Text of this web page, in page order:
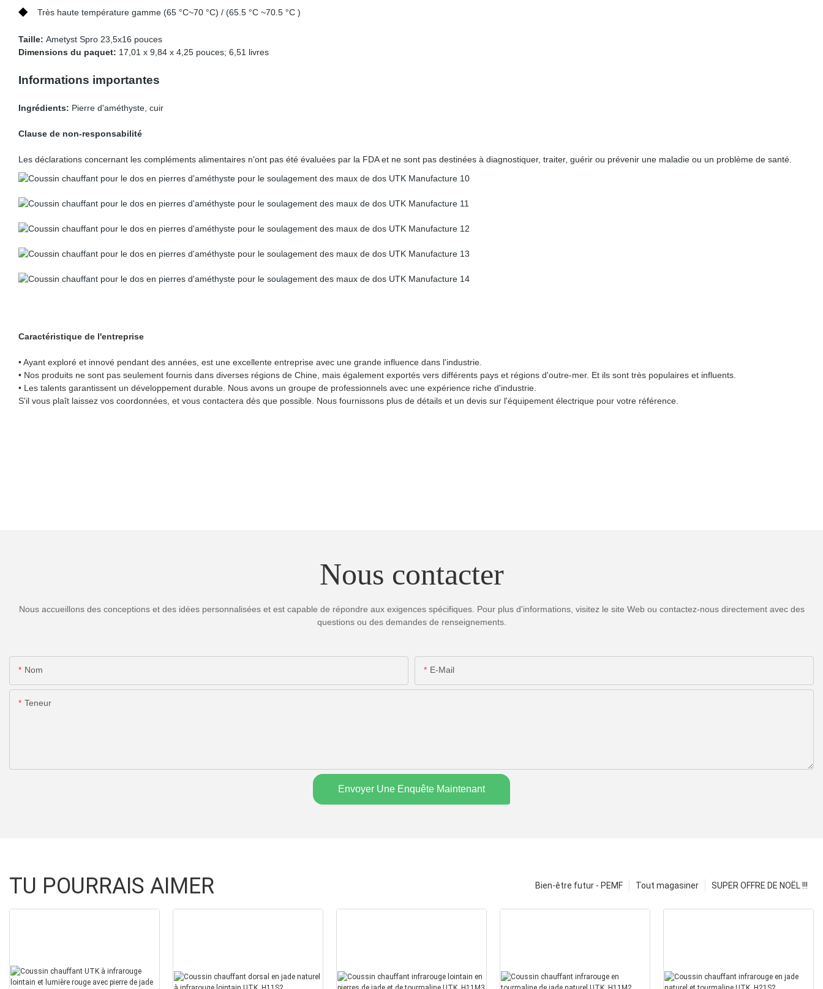
◆ Très haute température gamme (65 °C~70 °C) / (65.5 °C ~70.5 °C )
Taille: Ametyst Spro 23,5x16 pouces
Dimensions du paquet: 17,01 x 9,84 x 4,25 pouces; 6,51 livres
Informations importantes
Ingrédients: Pierre d'améthyste, cuir
Clause de non-responsabilité
Les déclarations concernant les compléments alimentaires n'ont pas été évaluées par la FDA et ne sont pas destinées à diagnostiquer, traiter, guérir ou prévenir une maladie ou un problème de santé.
Caractéristique de l'entreprise
• Ayant exploré et innové pendant des années, est une excellente entreprise avec une grande influence dans l'industrie.
• Nos produits ne sont pas seulement fournis dans diverses régions de Chine, mais également exportés vers différents pays et régions d'outre-mer. Et ils sont très populaires et influents.
• Les talents garantissent un développement durable. Nous avons un groupe de professionnels avec une expérience riche d'industrie.
S'il vous plaît laissez vos coordonnées, et vous contactera dès que possible. Nous fournissons plus de détails et un devis sur l'équipement électrique pour votre référence.
Nous contacter
Nous accueillons des conceptions et des idées personnalisées et est capable de répondre aux exigences spécifiques. Pour plus d'informations, visitez le site Web ou contactez-nous directement avec des
questions ou des demandes de renseignements.
Nom E-Mail
Teneur
Envoyer Une Enquête Maintenant
TU POURRAIS AIMER SUPER OFFRE DE NOËL !!!
Tout magasiner
Bien-être futur - PEMF